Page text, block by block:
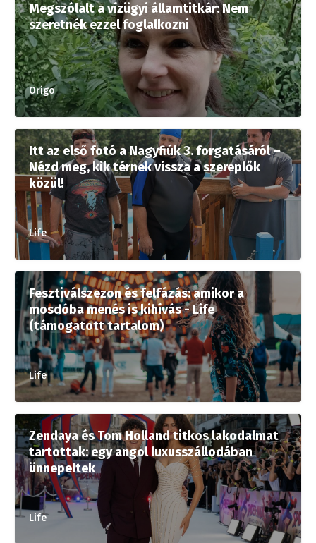
Megszólalt a vízügyi államtitkár: Nem
szeretnék ezzel foglalkozni
Origo
Itt az első fotó a Nagyfiúk 3. forgatásáról –
Nézd meg, kik térnek vissza a szereplők
közül!
Life
Fesztiválszezon és felfázás: amikor a
mosdóba menés is kihívás - Life
(támogatott tartalom)
Life
Zendaya és Tom Holland titkos lakodalmat
tartottak: egy angol luxusszállodában
ünnepeltek
Life